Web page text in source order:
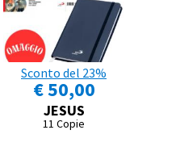
Sconto del 23%
€ 50,00
JESUS
11 Copie